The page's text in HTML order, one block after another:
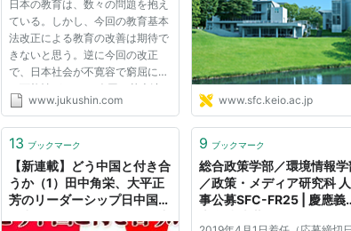
現代社会における複雑な問題の解決のために、従来的
する学問」の体系から離脱し、個別の問題構造の把
従来的な縦割り深掘り型で真理を追究する学問体系か
に重きを置くことに特徴がある。
総合政策学が目標とすること
様々なレベルにおける社会的・経済的・政治的な問
倫理規範にのっとった現実的な解の集合の樹立
さまざまな関連した学問を総合し、それらから実質的
日本の教育は、数々の問題を抱え
ている。しかし、今回の教育基本
法改正による教育の改善は期待で
きないと思う。逆に今回の改正
で、日本社会が不寛容で窮屈にな
る可能性がある。 今回の基本法
改正の背景には、これまで経済成
本の地域社会や家庭が、維持でき
ん...
www.jukushin.com
キャンパス（SFC）
www.sfc.keio.ac.jp
13 ブックマーク
【新連載】どう中国と付き合
うか（1）田中角栄、大平正
芳のリーダーシップ日中国交
9 ブックマーク
総合政策学部／環境情報学
／政策・メディア研究科 人
事公募SFC-FR25 | 慶應義